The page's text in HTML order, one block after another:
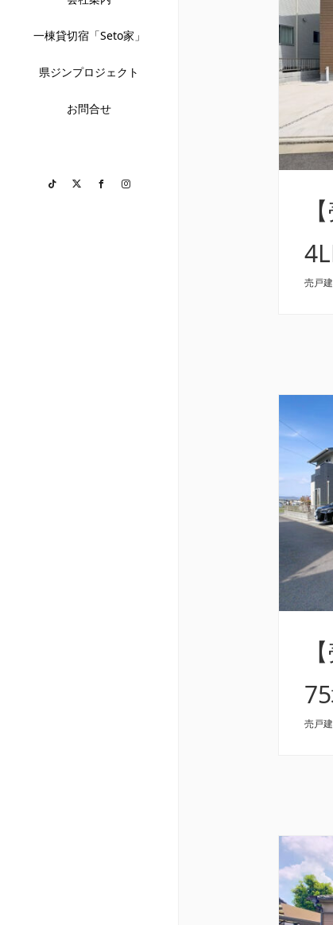
一棟貸切宿「Seto家」
県ジンプロジェクト
お問合せ
TikTokTwitterFacebook
い
売戸建
売戸建